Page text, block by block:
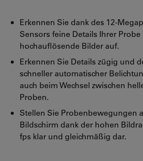
Erkennen Sie dank des 12-
Sensors feine Details Ihrer
hochauflösende Bilder auf.
Erkennen Sie Details zügig und
schneller automatischer
auch beim Wechsel zwischen
Proben.
Stellen Sie Probenbewegungen
Bildschirm dank der hohen
fps klar und gleichmäßig dar.